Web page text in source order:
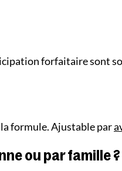
forfaitaire sont
formule. Ajustable par
ou par famille ?